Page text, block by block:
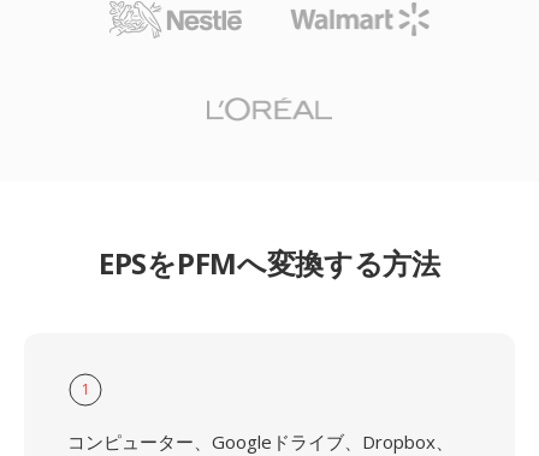
EPSをPFMへ変換する方法
1
コンピューター、Googleドライブ、Dropbox、